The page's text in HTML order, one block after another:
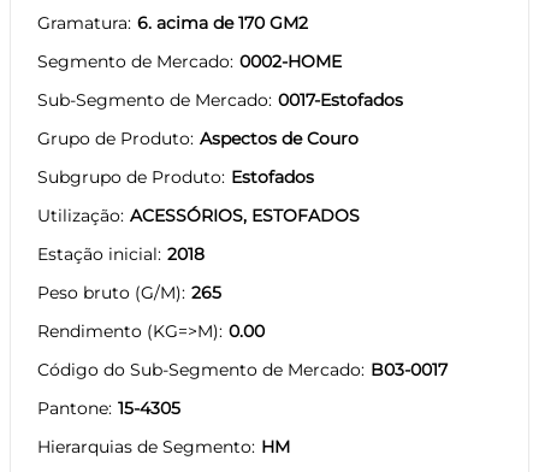
Gramatura 6. acima de 170 GM2
Segmento de Mercado 0002-HOME
Sub-Segmento de Mercado 0017-Estofados
Grupo de Produto Aspectos de Couro
Subgrupo de Produto Estofados
Utilização ACESSÓRIOS, ESTOFADOS
Estação inicial 2018
Peso bruto (G/M) 265
Rendimento (KG=>M) 0.00
Código do Sub-Segmento de Mercado B03-0017
Pantone 15-4305
Hierarquias de Segmento HM